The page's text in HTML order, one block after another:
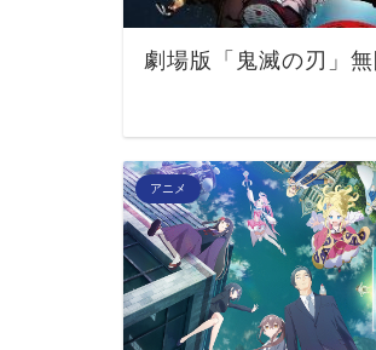
劇場版「鬼滅の刃」
アニメ